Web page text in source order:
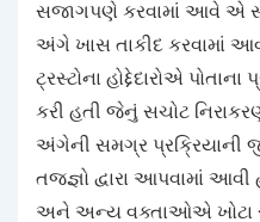
સજાગપણે કરવામાં આવે એ
અંગે ખાસ તાકીદ કરવામાં
ટ્રસ્ટોના હોદ્દેદારોએ
કરી હતી જેનું સચોટ
અંગેની સમગ્ર પ્રક્રિયાની
તજજ્ઞો દ્વારા આપવામાં
અને અન્ય વક્તાઓએ ખોટા